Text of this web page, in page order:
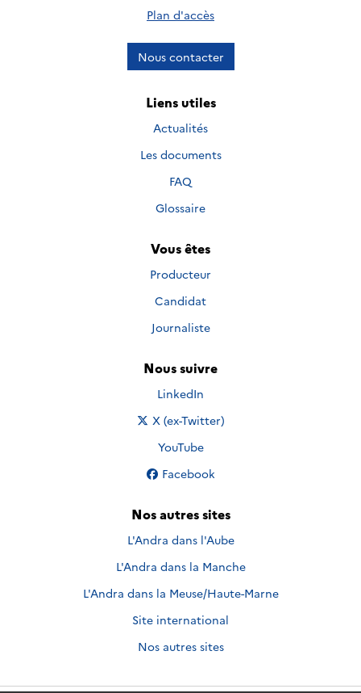
Plan d'accès
Nous contacter
Liens utiles
Actualités
Les documents
FAQ
Glossaire
Vous êtes
Producteur
Candidat
Journaliste
Nous suivre
Nous suivre sur
LinkedIn
Nous suivre sur
X (ex-Twitter)
Nous suivre sur
YouTube
Nous suivre sur
Facebook
Nos autres sites
L'Andra dans l'Aube
L'Andra dans la Manche
L'Andra dans la Meuse/Haute-Marne
Site international
Nos autres sites